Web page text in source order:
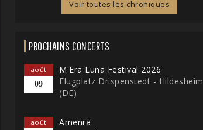
Voir toutes les chroniques
PROCHAINS CONCERTS
août
09
M'Era Luna Festival 2026
Flugplatz Drispenstedt - Hildesheim
(DE)
août
Amenra